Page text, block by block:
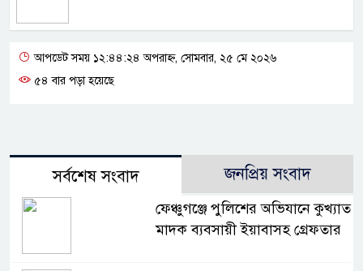
আপডেট সময় ১২:৪৪:২৪ অপরাহ্ন, সোমবার, ২৫ মে ২০২৬
৫৪ বার পড়া হয়েছে
সর্বশেষ সংবাদ জনপ্রিয় সংবাদ
ফেঞ্চুগঞ্জে পুলিশের অভিযানে কুখ্যাত
মাদক ব্যবসায়ী ইয়াবাসহ গ্রেফতার